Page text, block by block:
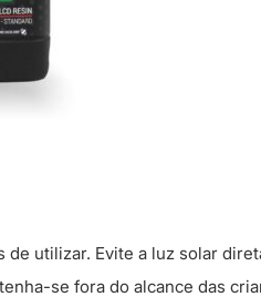
de utilizar. Evite a luz solar
se fora do alcance das